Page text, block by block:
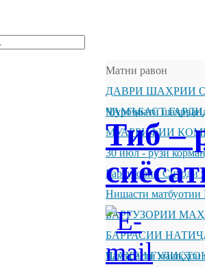
Матни равон
ДАВРИ ШАҲРИИ
ҶАМЪБАСТ
Муроҷиати
МУАРРИФИИ
30 июл - рӯзи
Баргузории Ситоди
Нишасти матбуотии
БАРГУЗОРИИ
БАРРАСИИ
ШАҲРИ
Ҷамъбасти машқҳои
Тиб –